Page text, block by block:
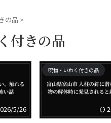
の品 >
付きの品
5/26
呪物・いわく付きの品